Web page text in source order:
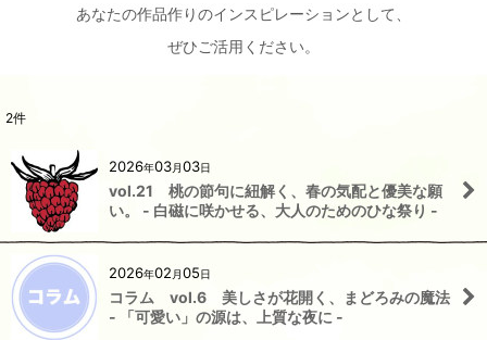
あなたの作品作りのインスピレーションとして、
ぜひご活用ください。
2件
2026年03月03日
vol.21 桃の節句に紐解く、春の気配と優美な願
い。 - 白磁に咲かせる、大人のためのひな祭り -
2026年02 月05日
コラム vol.6 美しさが花開く、まどろみの魔法
- 「可愛い」の源は、上質な夜に -